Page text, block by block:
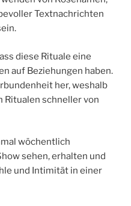
Textnachrichten
diese Rituale eine
auf Beziehungen haben.
her, weshalb
Ritualen schneller von
wöchentlich
sehen, erhalten und
und Intimität in einer